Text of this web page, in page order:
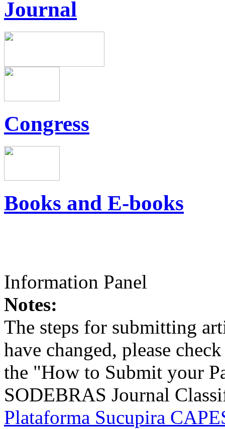
Journal
Congress
Books and E-books
Information Panel
Notes:
The steps for submitting
have changed, please
the "How to Submit your
SODEBRAS Journal
Plataforma Sucupira